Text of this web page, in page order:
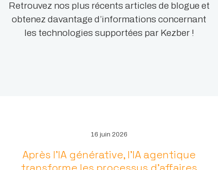
Retrouvez nos plus récents articles de blogue et
obtenez davantage d’informations concernant
les technologies supportées par Kezber !
16 juin 2026
Après l’IA générative, l’IA agentique